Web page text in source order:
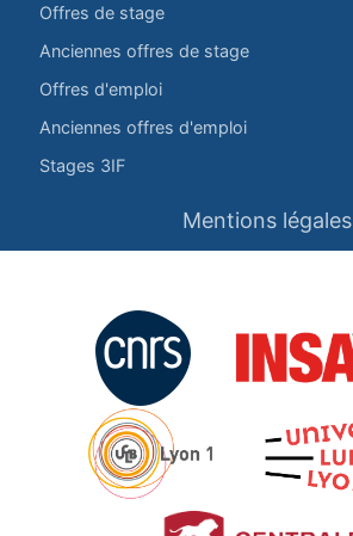
Offres de stage
Anciennes offres de stage
Offres d'emploi
Anciennes offres d'emploi
Stages 3IF
Mentions légales